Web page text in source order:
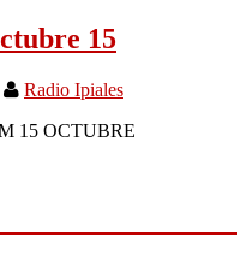
15
Radio Ipiales
15 OCTUBRE